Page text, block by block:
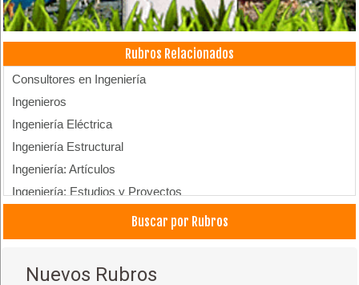
Rubros Relacionados
Consultores en Ingeniería
Ingenieros
Ingeniería Eléctrica
Ingeniería Estructural
Ingeniería: Artículos
Ingeniería: Estudios y Proyectos
Topografía, Servicios de
Buscar por Rubros
Nuevos Rubros